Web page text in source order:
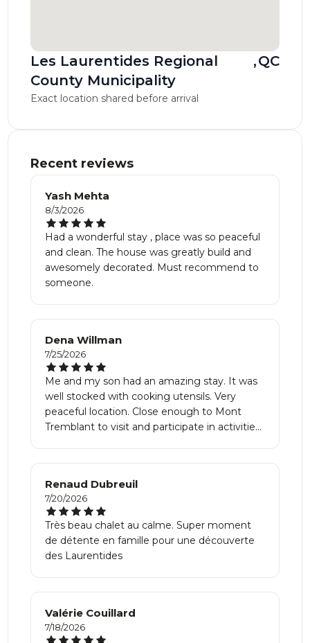
Les Laurentides Regional
County Municipality
,QC
Exact location shared before arrival
Recent reviews
Yash Mehta
8/3/2026
Had a wonderful stay , place was so peaceful
and clean. The house was greatly build and
awesomely decorated. Must recommend to
someone.
Dena Willman
7/25/2026
Me and my son had an amazing stay. It was
well stocked with cooking utensils. Very
peaceful location. Close enough to Mont
Tremblant to visit and participate in activities
Main Street had amazing restaurants and
there was a grocery store, Tim Hortons and
Starbucks within 5-10 mins. About an hour
and a half from Montreal airport and would
stay with them again. They were all so
stay with them again!
Renaud Dubreuil
7/20/2026
Très beau chalet au calme. Super moment
de détente en famille pour une découverte
des Laurentides
Valérie Couillard
7/18/2026